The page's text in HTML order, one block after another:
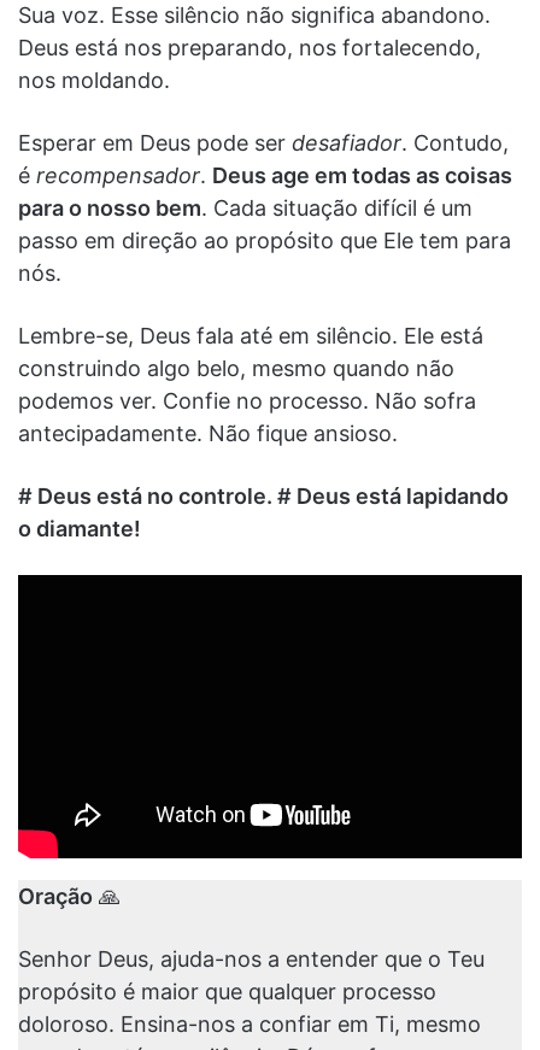
Sua voz. Esse silêncio não significa abandono.
Deus está nos preparando, nos fortalecendo,
nos moldando.
Esperar em Deus pode ser desafiador. Contudo,
é recompensador. Deus age em todas as coisas
para o nosso bem. Cada situação difícil é um
passo em direção ao propósito que Ele tem para
nós.
Lembre-se, Deus fala até em silêncio. Ele está
construindo algo belo, mesmo quando não
podemos ver. Confie no processo. Não sofra
antecipadamente. Não fique ansioso.
# Deus está no controle. # Deus está lapidando
o diamante!
Oração 🙏
Senhor Deus, ajuda-nos a entender que o Teu
propósito é maior que qualquer processo
doloroso. Ensina-nos a confiar em Ti, mesmo